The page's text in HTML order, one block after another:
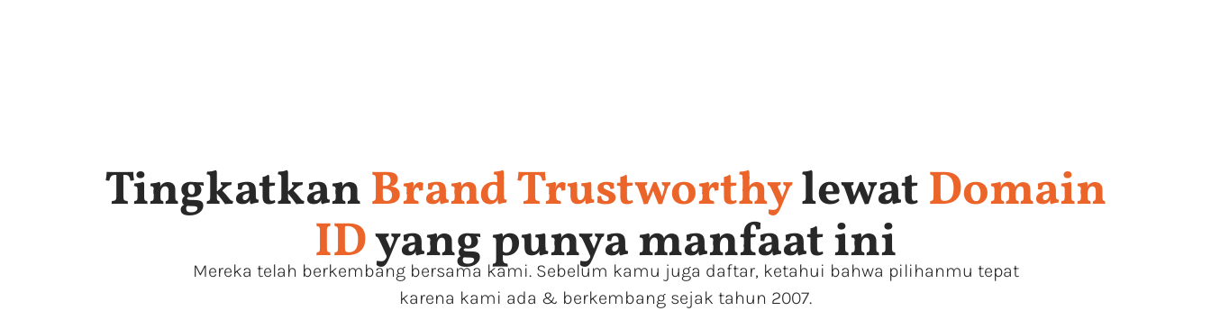
TingkatkanBrand TrustworthylewatDomain
IDyang punya manfaat ini
Mereka telah berkembang bersama kami. Sebelum kamu juga daftar, ketahui bahwa pilihanmu tepat
karena kami ada & berkembang sejak tahun 2007.